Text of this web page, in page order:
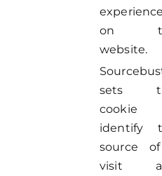
on
website.
sets
cookie
identify
source
visit